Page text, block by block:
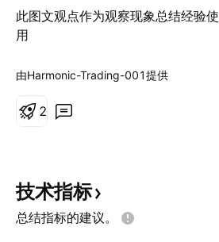
此图文观点作为观察现象总结经验使
用
由Harmonic-Trading-001提供
2
技术指标
总结指标的建议。